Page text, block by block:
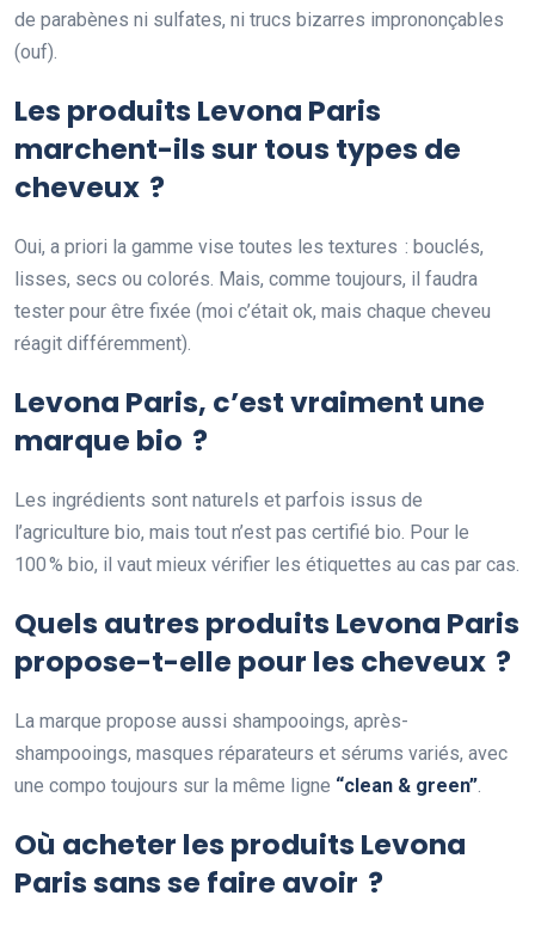
de parabènes ni sulfates, ni trucs bizarres imprononçables
(ouf).
Les produits Levona Paris
marchent-ils sur tous types de
cheveux ?
Oui, a priori la gamme vise toutes les textures : bouclés,
lisses, secs ou colorés. Mais, comme toujours, il faudra
tester pour être fixée (moi c’était ok, mais chaque cheveu
réagit différemment).
Levona Paris, c’est vraiment une
marque bio ?
Les ingrédients sont naturels et parfois issus de
l’agriculture bio, mais tout n’est pas certifié bio. Pour le
100 % bio, il vaut mieux vérifier les étiquettes au cas par cas.
Quels autres produits Levona Paris
propose-t-elle pour les cheveux ?
La marque propose aussi shampooings, après-
shampooings, masques réparateurs et sérums variés, avec
une compo toujours sur la même ligne “clean & green”.
Où acheter les produits Levona
Paris sans se faire avoir ?